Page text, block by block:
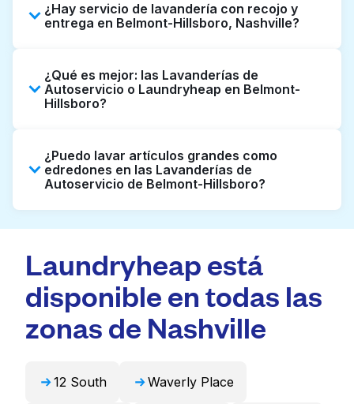
Belmont-Hillsboro tienen horarios extendidos,
pero no todas abren hasta tarde o 24/7.
ayudarte a encontrar rápidamente la
ubicación abierta más cercana. Como
alternativa, puedes reservar con
¿Hay servicio de lavandería con recojo y
entrega en Belmont-Hillsboro, Nashville?
ofreciendo servicio conveniente de recojo y
entrega de lavandería puerta a puerta. Puede
¿Qué es mejor: las Lavanderías de
Autoservicio o Laundryheap en Belmont-
Hillsboro?
buena opción para lavar por cuenta propia si
tienes tiempo para ir y esperar. Por otro lado,
directamente desde tu puerta u oficina en
Belmont-Hillsboro, junto con limpieza
profesional y tiempos de entrega rápidos.
Para muchos residentes, es una opción más
conveniente y que ahorra tiempo.
¿Puedo lavar artículos grandes como
edredones en las Lavanderías de
Autoservicio de Belmont-Hillsboro?
gran capacidad adecuadas para artículos
voluminosos como edredones, mantas y
cortinas. Como alternativa, Laundryheap
puede encargarse de estos artículos de forma
profesional y devolverlos listos para usar en
Laundryheap está
disponible en todas las
zonas de Nashville
12 South Waverly Place